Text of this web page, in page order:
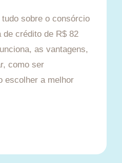
sobre o consórcio
crédito de R$ 82
as vantagens,
como ser
escolher a melhor